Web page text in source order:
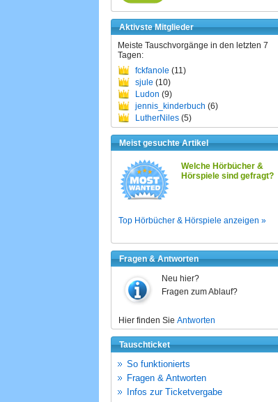
Aktivste Mitglieder
Meiste Tauschvorgänge in den letzten 7
Tagen:
fckfanole (11)
sjule (10)
Ludon (9)
jennis_kinderbuch (6)
LutherNiles (5)
Meist gesuchte Artikel
Welche Hörbücher &
Hörspiele sind gefragt?
Top Hörbücher & Hörspiele anzeigen »
Fragen & Antworten
Neu hier?
Fragen zum Ablauf?
Hier finden Sie Antworten
Tauschticket
So funktionierts
Fragen & Antworten
Infos zur Ticketvergabe